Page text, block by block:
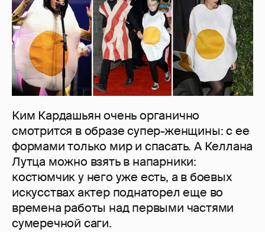
Ким Кардашьян очень органично
смотрится в образе супер-женщины: с ее
формами только мир и спасать. А Келлана
Лутца можно взять в напарники:
костюмчик у него уже есть, а в боевых
искусствах актер поднаторел еще во
времена работы над первыми частями
сумеречной саги.